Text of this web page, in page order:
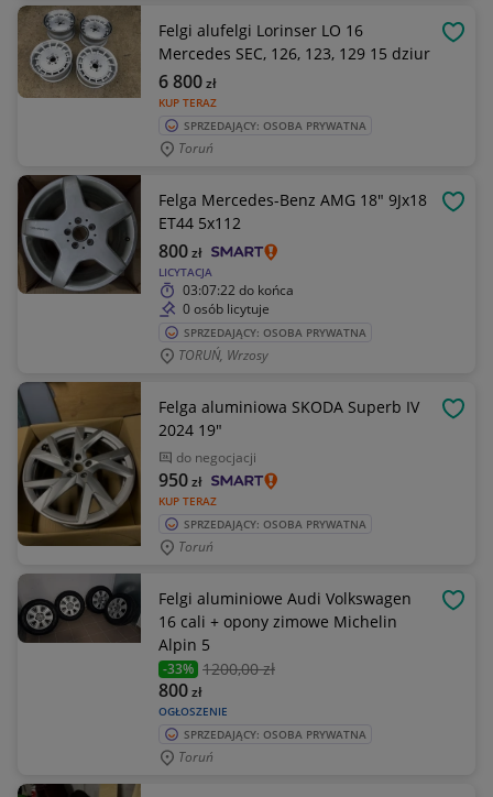
Felgi alufelgi Lorinser LO 16
Mercedes SEC, 126, 123, 129 15 dziur
KUP TERAZ
6 800zł
SPRZEDAJĄCY: OSOBA PRYWATNA
Toruń
Felga Mercedes-Benz AMG 18" 9Jx18
ET44 5x112
LICYTACJA
800zł
03:07:22 do końca
0 osób licytuje
SPRZEDAJĄCY: OSOBA PRYWATNA
TORUŃ, Wrzosy
Felga aluminiowa SKODA Superb IV
2024 19"
do negocjacji
KUP TERAZ
950zł
SPRZEDAJĄCY: OSOBA PRYWATNA
Toruń
Felgi aluminiowe Audi Volkswagen
16 cali + opony zimowe Michelin
Alpin 5
-33% 1200,00 zł
OGŁOSZENIE
800zł
SPRZEDAJĄCY: OSOBA PRYWATNA
Toruń